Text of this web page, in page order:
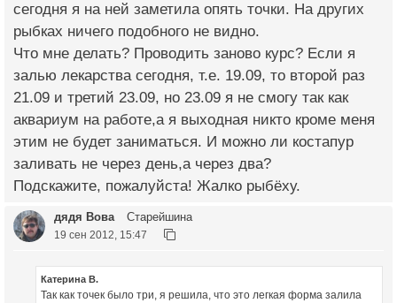
сегодня я на ней заметила опять точки. На других
рыбках ничего подобного не видно.
Что мне делать? Проводить заново курс? Если я
залью лекарства сегодня, т.е. 19.09, то второй раз
21.09 и третий 23.09, но 23.09 я не смогу так как
аквариум на работе,а я выходная никто кроме меня
этим не будет заниматься. И можно ли костапур
заливать не через день,а через два?
Подскажите, пожалуйста! Жалко рыбёху.
дядя Вова Старейшина
19 сен 2012, 15:47
Катерина В.
Так как точек было три, я решила, что это легкая форма залила